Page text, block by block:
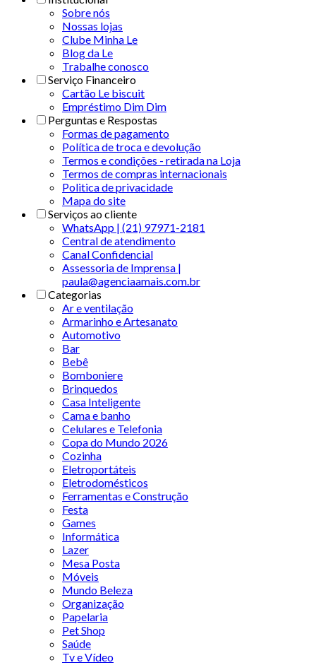
Sobre nós
Nossas lojas
Clube Minha Le
Blog da Le
Trabalhe conosco
Serviço Financeiro
Cartão Le biscuit
Empréstimo Dim Dim
Perguntas e Respostas
Formas de pagamento
Política de troca e devolução
Termos e condições - retirada na Loja
Termos de compras internacionais
Politica de privacidade
Mapa do site
Serviços ao cliente
WhatsApp | (21) 97971-2181
Central de atendimento
Canal Confidencial
Assessoria de Imprensa |
paula@agenciaamais.com.br
Categorias
Ar e ventilação
Armarinho e Artesanato
Automotivo
Bar
Bebê
Bomboniere
Brinquedos
Casa Inteligente
Cama e banho
Celulares e Telefonia
Copa do Mundo 2026
Cozinha
Eletroportáteis
Eletrodomésticos
Ferramentas e Construção
Festa
Games
Informática
Lazer
Mesa Posta
Móveis
Mundo Beleza
Organização
Papelaria
Pet Shop
Saúde
Tv e Vídeo